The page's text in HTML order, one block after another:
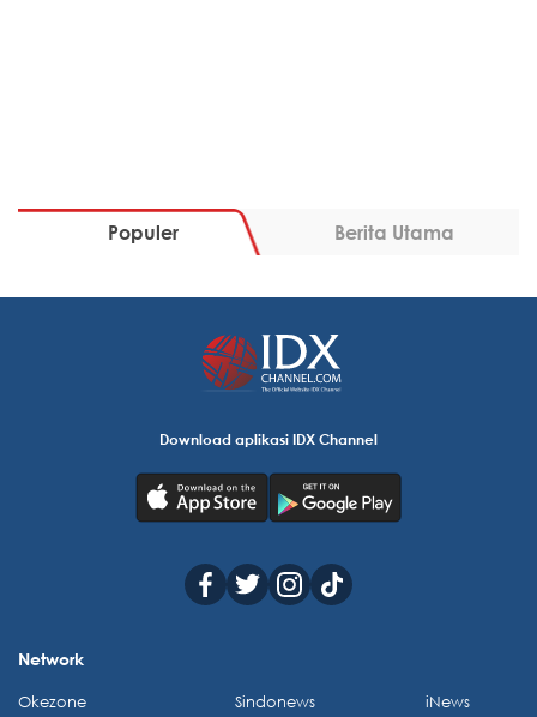
Populer Berita Utama
Download aplikasi IDX Channel
Network
Okezone Sindonews iNews